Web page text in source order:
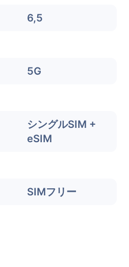
6,5
5G
シングルSIM +
eSIM
SIMフリー